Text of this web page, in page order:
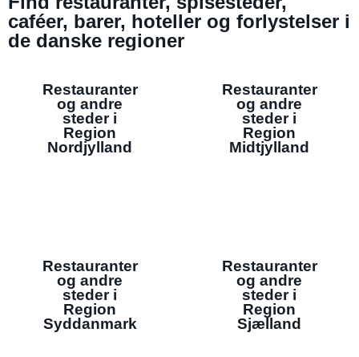
caféer, barer, hoteller og forlystelser i
de danske regioner
Restauranter
og andre
steder i
Region
Nordjylland
Restauranter
og andre
steder i
Region
Midtjylland
Restauranter
og andre
steder i
Region
Syddanmark
Restauranter
og andre
steder i
Region
Sjælland